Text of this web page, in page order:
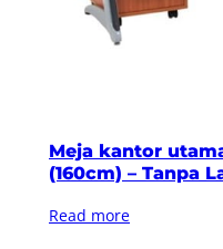
Meja kantor
(160cm) – Tanpa
Read more